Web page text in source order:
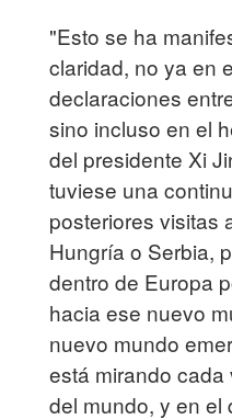
"Esto se ha
claridad, no ya en
declaraciones
sino incluso en el
del presidente Xi
tuviese una
posteriores visitas
Hungría o Serbia,
dentro de Europa
hacia ese nuevo
nuevo mundo
está mirando
del mundo, y en el